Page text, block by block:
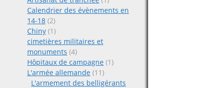
Calendrier des évènements en
14-18 (2)
Chiny (1)
cimetières militaires et
monuments (4)
Hôpitaux de campagne (1)
L'armée allemande (11)
L'armement des belligérants